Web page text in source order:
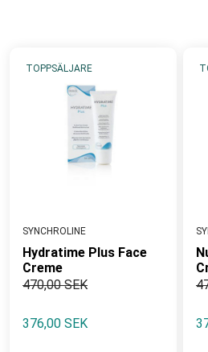
förutsättningar att bevara
fräschör för att vakna mjuk,
redo att möta en ny dag.
Rätt strategi är välja nattkräm
ingredienser som stödjer
TOPPSÄLJARE
SYNCHROLINE
Hydratime Plus Face
Creme
470,00 SEK
376,00 SEK